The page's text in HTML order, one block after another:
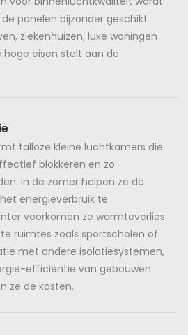
panelen bijzonder geschikt
ziekenhuizen, luxe woningen
eisen stelt aan de
talloze kleine luchtkamers die
blokkeren en zo
In de zomer helpen ze de
energieverbruik te
voorkomen ze warmteverlies
ruimtes zoals sportscholen of
met andere isolatiesystemen,
efficiëntie van gebouwen
ze de kosten.